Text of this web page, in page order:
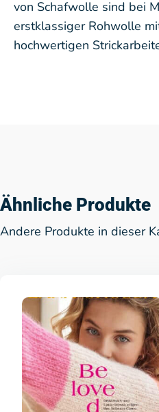
von Schafwolle sind bei
erstklassiger Rohwolle
hochwertigen
Ähnliche Produkte
Andere Produkte in dieser